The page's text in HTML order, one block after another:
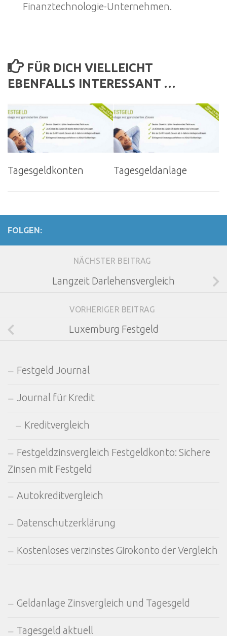
Finanztechnologie-Unternehmen.
FÜR DICH VIELLEICHT
EBENFALLS INTERESSANT …
Tagesgeldkonten Tagesgeldanlage
FOLGEN:
NÄCHSTER BEITRAG
Langzeit Darlehensvergleich
VORHERIGER BEITRAG
Luxemburg Festgeld
Festgeld Journal
Journal für Kredit
Kreditvergleich
Festgeldzinsvergleich Festgeldkonto: Sichere
Zinsen mit Festgeld
Autokreditvergleich
Datenschutzerklärung
Kostenloses verzinstes Girokonto der Vergleich
Geldanlage Zinsvergleich und Tagesgeld
Tagesgeld aktuell